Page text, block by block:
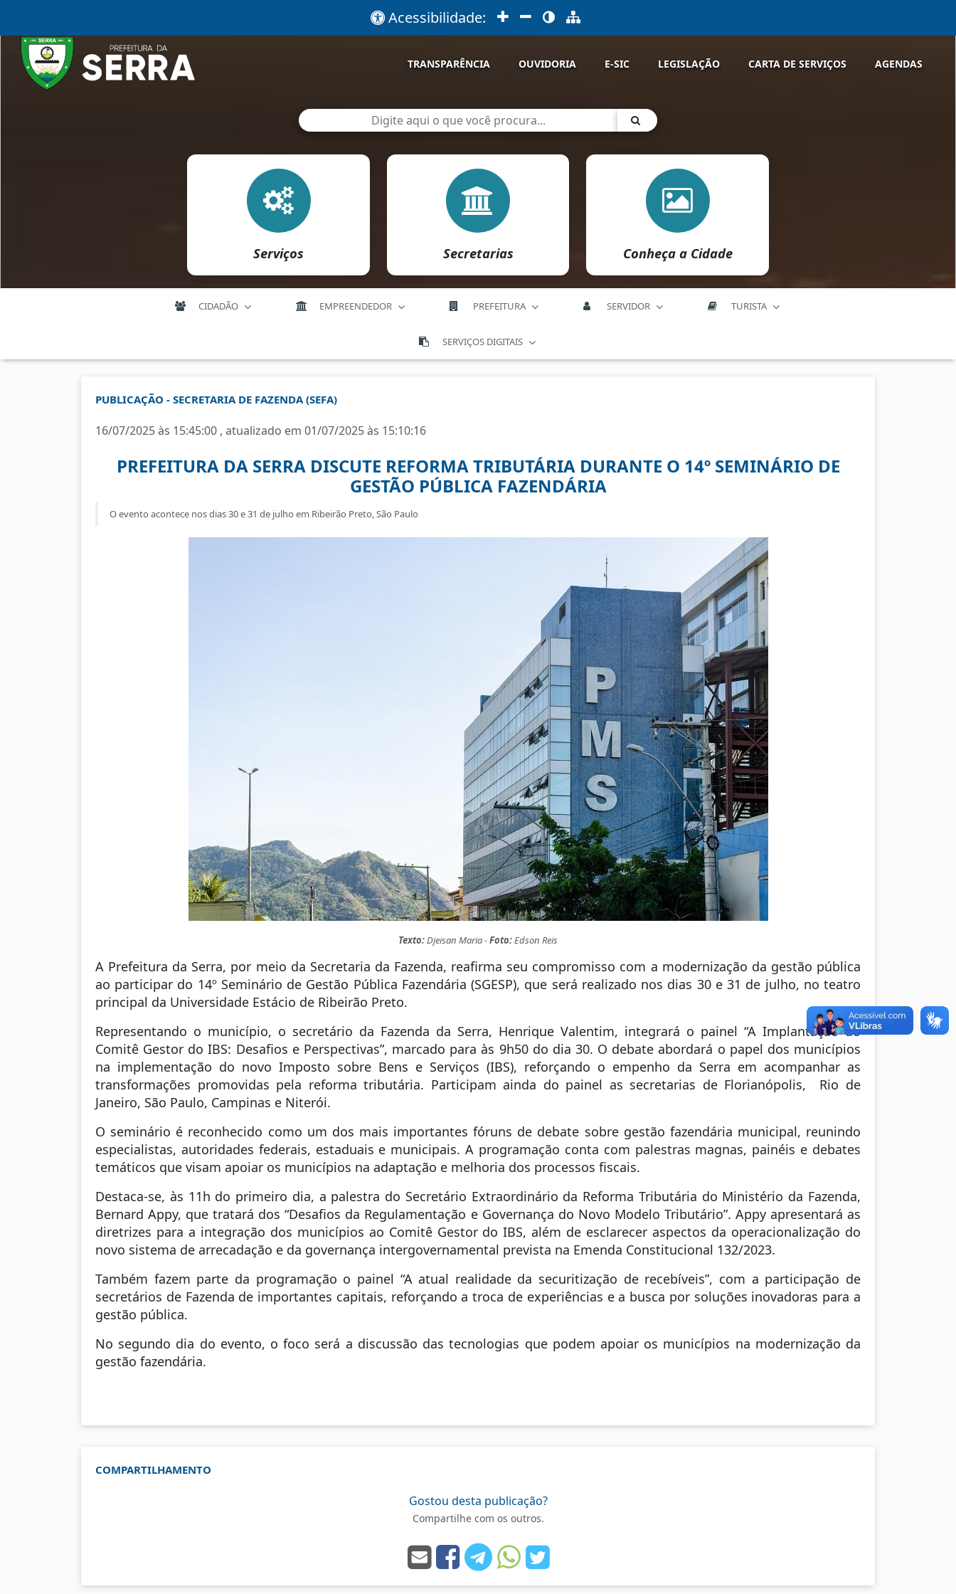
Acessibilidade:
TRANSPARÊNCIA OUVIDORIA E-SIC LEGISLAÇÃO CARTA DE SERVIÇOS AGENDAS
Serviços Secretarias Conheça a Cidade
CIDADÃO EMPREENDEDOR PREFEITURA SERVIDOR TURISTA
SERVIÇOS DIGITAIS
PUBLICAÇÃO - SECRETARIA DE FAZENDA (SEFA)
16/07/2025 às 15:45:00 , atualizado em 01/07/2025 às 15:10:16
PREFEITURA DA SERRA DISCUTE REFORMA TRIBUTÁRIA DURANTE O 14º SEMINÁRIO DE
GESTÃO PÚBLICA FAZENDÁRIA
O evento acontece nos dias 30 e 31 de julho em Ribeirão Preto, São Paulo
Texto:Djeisan Maria -Foto:Edson Reis
A Prefeitura da Serra, por meio da Secretaria da Fazenda, reafirma seu compromisso com a modernização da gestão pública
ao participar do 14º Seminário de Gestão Pública Fazendária (SGESP), que será realizado nos dias 30 e 31 de julho, no teatro
principal da Universidade Estácio de Ribeirão Preto.
Representando o município, o secretário da Fazenda da Serra, Henrique Valentim, integrará o painel “A Implantação do
Comitê Gestor do IBS: Desafios e Perspectivas”, marcado para às 9h50 do dia 30. O debate abordará o papel dos municípios
na implementação do novo Imposto sobre Bens e Serviços (IBS), reforçando o empenho da Serra em acompanhar as
transformações promovidas pela reforma tributária. Participam ainda do painel as secretarias de Florianópolis, Rio de
Janeiro, São Paulo, Campinas e Niterói.
O seminário é reconhecido como um dos mais importantes fóruns de debate sobre gestão fazendária municipal, reunindo
especialistas, autoridades federais, estaduais e municipais. A programação conta com palestras magnas, painéis e debates
temáticos que visam apoiar os municípios na adaptação e melhoria dos processos fiscais.
Destaca-se, às 11h do primeiro dia, a palestra do Secretário Extraordinário da Reforma Tributária do Ministério da Fazenda,
Bernard Appy, que tratará dos “Desafios da Regulamentação e Governança do Novo Modelo Tributário”. Appy apresentará as
diretrizes para a integração dos municípios ao Comitê Gestor do IBS, além de esclarecer aspectos da operacionalização do
novo sistema de arrecadação e da governança intergovernamental prevista na Emenda Constitucional 132/2023.
Também fazem parte da programação o painel “A atual realidade da securitização de recebíveis”, com a participação de
secretários de Fazenda de importantes capitais, reforçando a troca de experiências e a busca por soluções inovadoras para a
gestão pública.
No segundo dia do evento, o foco será a discussão das tecnologias que podem apoiar os municípios na modernização da
gestão fazendária.
COMPARTILHAMENTO
Gostou desta publicação?
Compartilhe com os outros.